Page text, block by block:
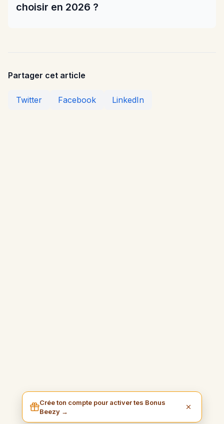
choisir en 2026 ?
Partager cet article
Twitter Facebook LinkedIn
Crée ton compte pour activer tes Bonus
Beezy →